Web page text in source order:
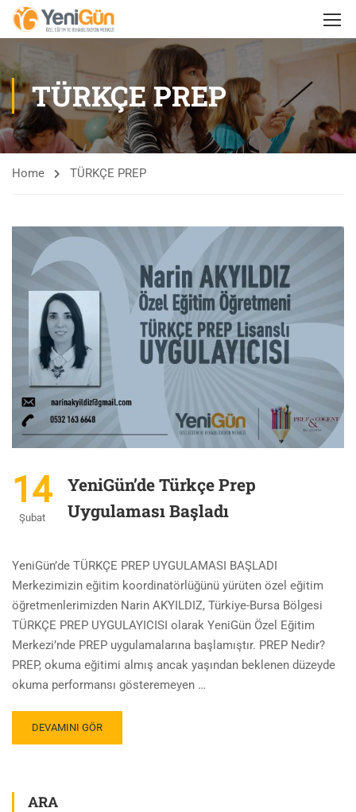
TÜRKÇE PREP
Home TÜRKÇE PREP
14
Şubat
YeniGün’de Türkçe Prep
Uygulaması Başladı
YeniGün’de TÜRKÇE PREP UYGULAMASI BAŞLADI
Merkezimizin eğitim koordinatörlüğünü yürüten özel eğitim
öğretmenlerimizden Narin AKYILDIZ, Türkiye-Bursa Bölgesi
TÜRKÇE PREP UYGULAYICISI olarak YeniGün Özel Eğitim
Merkezi’nde PREP uygulamalarına başlamıştır. PREP Nedir?
PREP, okuma eğitimi almış ancak yaşından beklenen düzeyde
okuma performansı gösteremeyen …
DEVAMINI GÖR
ARA